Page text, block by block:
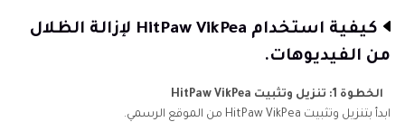
كيفية استخدام HitPaw VikPea لإزالة الظلال
من الفيديوهات.
الخطوة 1: تنزيل وتثبيت HitPaw VikPea
ابدأ بتنزيل وتثبيت HitPaw VikPea من الموقع الرسمي.